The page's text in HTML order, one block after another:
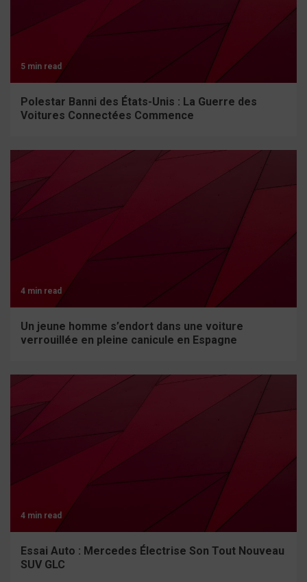
5 min read
Polestar Banni des États-Unis : La Guerre des
Voitures Connectées Commence
4 min read
Un jeune homme s’endort dans une voiture
verrouillée en pleine canicule en Espagne
4 min read
Essai Auto : Mercedes Électrise Son Tout Nouveau
SUV GLC